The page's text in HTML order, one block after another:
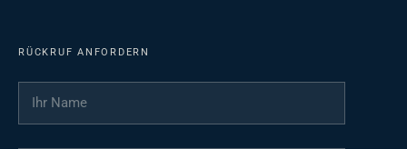
RÜCKRUF ANFORDERN
Ihr Name